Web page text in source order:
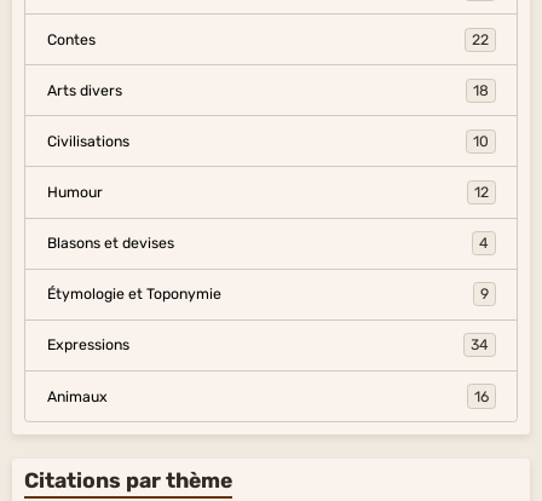
Contes 22
Arts divers 18
Civilisations 10
Humour 12
Blasons et devises 4
Étymologie et Toponymie 9
Expressions 34
Animaux 16
Citations par thème